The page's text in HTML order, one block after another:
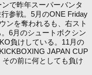
で昨年スーパーバンタ
参戦。5月のONE Friday
ンを奪われるも、右スト
6月のシュートボクシン
負けしている。11月の
JAPAN CUP
の前に何としても負け